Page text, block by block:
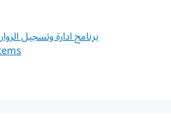
برنامج ادارة وتسجيل